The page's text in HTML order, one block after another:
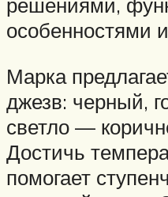
особенностями
Марка
джезв: черный,
светло —
Достичь
помогает